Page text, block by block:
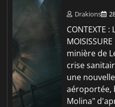
Drakions
CONTEXTE :
minière de
crise
une
aéroportée,
Molina"